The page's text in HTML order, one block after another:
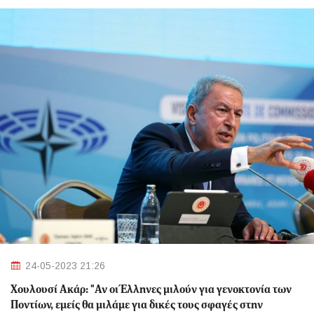
24-05-2023 21:26
Χουλουσί Ακάρ: "Αν οι Έλληνες μιλούν για γενοκτονία των
Ποντίων, εμείς θα μιλάμε για δικές τους σφαγές στην